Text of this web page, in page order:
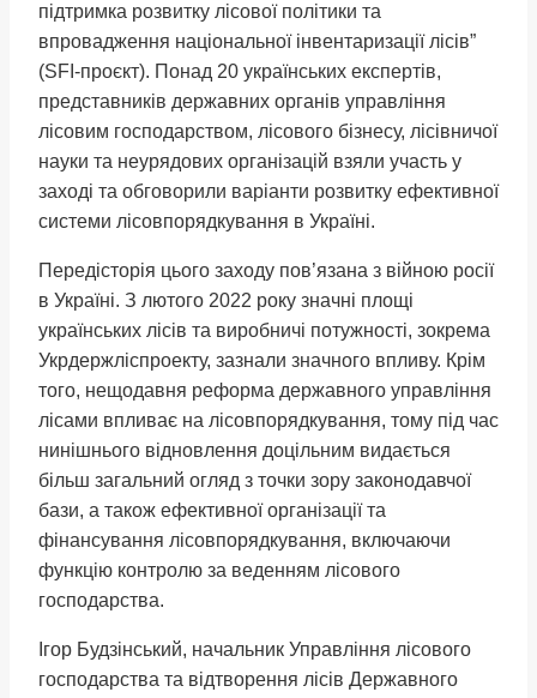
підтримка розвитку лісової політики та
впровадження національної інвентаризації лісів”
(SFI-проєкт). Понад 20 українських експертів,
представників державних органів управління
лісовим господарством, лісового бізнесу, лісівничої
науки та неурядових організацій взяли участь у
заході та обговорили варіанти розвитку ефективної
системи лісовпорядкування в Україні.
Передісторія цього заходу пов’язана з війною росії
в Україні. З лютого 2022 року значні площі
українських лісів та виробничі потужності, зокрема
Укрдержліспроекту, зазнали значного впливу. Крім
того, нещодавня реформа державного управління
лісами впливає на лісовпорядкування, тому під час
нинішнього відновлення доцільним видається
більш загальний огляд з точки зору законодавчої
бази, а також ефективної організації та
фінансування лісовпорядкування, включаючи
функцію контролю за веденням лісового
господарства.
Ігор Будзінський, начальник Управління лісового
господарства та відтворення лісів Державного